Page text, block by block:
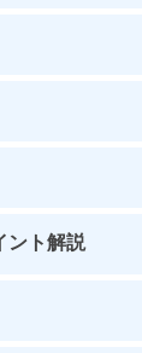
ント解説